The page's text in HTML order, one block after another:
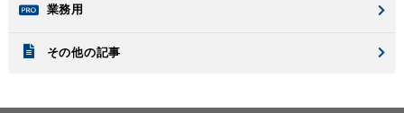
業務用
その他の記事